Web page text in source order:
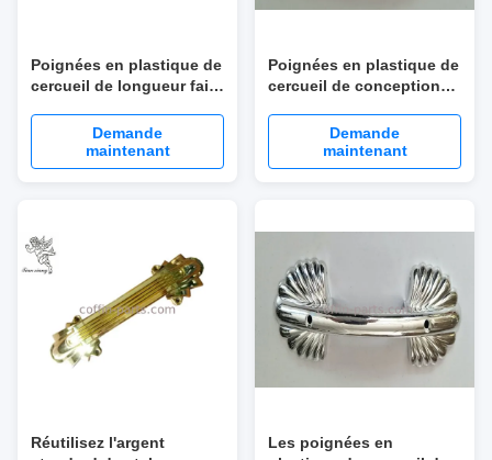
Poignées en plastique de
cercueil de longueur faite
style pâle d'Africain de
couleur d'or
Demande
maintenant
Poignées en plastique de
cercueil de conception
résistance à l'usure morte
Demande
maintenant
Réutilisez l'argent
Les poignées en